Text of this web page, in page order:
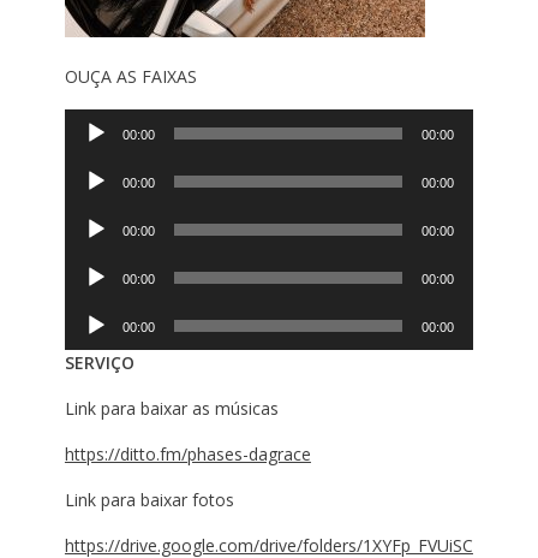
OUÇA AS FAIXAS
Tocador
áudio
00:00 00:00
Tocador
áudio
00:00 00:00
Tocador
áudio
00:00 00:00
Tocador
áudio
00:00 00:00
Tocador
áudio
00:00 00:00
SERVIÇO
Link para baixar as músicas
https://ditto.fm/phases-dagrace
Link para baixar fotos
https://drive.google.com/drive/folders/1XYFp_FVUiSC